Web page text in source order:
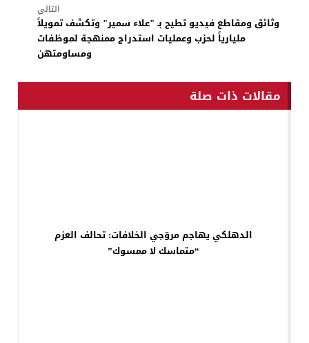
التالي
وثائق ومقاطع فيديو تطيح بـ "علاء سمير" وتكشف تمويلاً
مليارياً لحزب وعمليات استدراج ممنهجة لموظفات
ومساومتهن
مقالات ذات صلة
الدهلكي يهاجم مروّجي الخلافات: تحالف العزم
“متماسك لا ممسوك”